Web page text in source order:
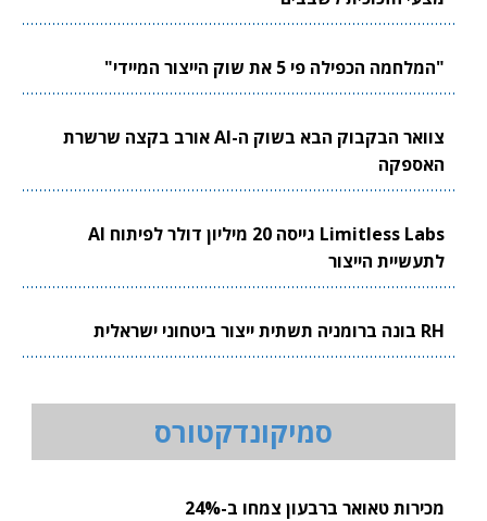
"המלחמה הכפילה פי 5 את שוק הייצור המיידי"
צוואר הבקבוק הבא בשוק ה-AI אורב בקצה שרשרת
האספקה
Limitless Labs גייסה 20 מיליון דולר לפיתוח AI
לתעשיית הייצור
RH בונה ברומניה תשתית ייצור ביטחוני ישראלית
סמיקונדקטורס
מכירות טאואר ברבעון צמחו ב-24%